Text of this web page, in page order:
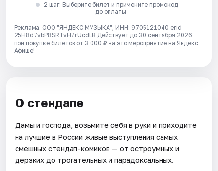
2 шаг. Выберите билет и примените промокод
до оплаты
Реклама. ООО "ЯНДЕКС МУЗЫКА", ИНН: 9705121040 erid:
25H8d7vbP8SRTvHZrUcdLB Действует до 30 сентября 2026
при покупке билетов от 3 000 ₽ на это мероприятие на Яндекс
Афише!
О стендапе
Дамы и господа, возьмите себя в руки и приходите
на лучшие в России живые выступления самых
смешных стендап-комиков — от остроумных и
дерзких до трогательных и парадоксальных.